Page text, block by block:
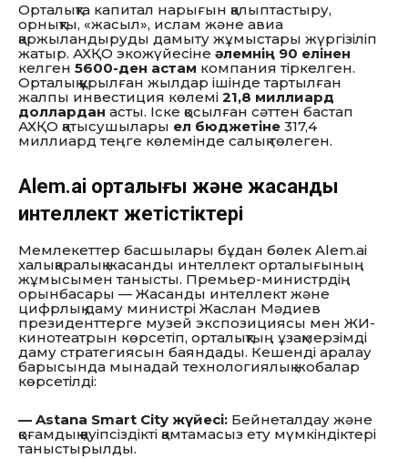
Орталықта капитал нарығын қалыптастыру,
орнықты, «жасыл», ислам және авиа
қаржыландыруды дамыту жұмыстары жүргізіліп
жатыр. АХҚО экожүйесіне әлемнің 90 елінен
келген 5600-ден астам компания тіркелген.
Орталық құрылған жылдар ішінде тартылған
жалпы инвестиция көлемі 21,8 миллиард
доллардан асты. Іске қосылған сәттен бастап
АХҚО қатысушылары ел бюджетіне 317,4
миллиард теңге көлемінде салық төлеген.
Alem.ai орталығы және жасанды
интеллект жетістіктері
Мемлекеттер басшылары бұдан бөлек Alem.ai
халықаралық жасанды интеллект орталығының
жұмысымен танысты. Премьер-министрдің
орынбасары — Жасанды интеллект және
цифрлық даму министрі Жаслан Мәдиев
президенттерге музей экспозициясы мен ЖИ-
кинотеатрын көрсетіп, орталықтың ұзақмерзімді
даму стратегиясын баяндады. Кешенді аралау
барысында мынадай технологиялық жобалар
көрсетілді:
— Astana Smart City жүйесі: Бейнеталдау және
қоғамдық қауіпсіздікті қамтамасыз ету мүмкіндіктері
таныстырылды.